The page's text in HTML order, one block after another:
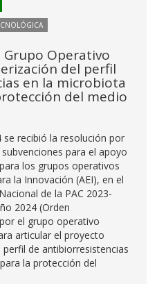
Operativo
del perfil
en la microbiota
del medio
se recibió la resolución por
para el apoyo
los grupos operativos
la Innovación (AEI), en el
de la PAC 2023-
2024 (Orden
el grupo operativo
articular el proyecto
de antibiorresistencias
la protección del